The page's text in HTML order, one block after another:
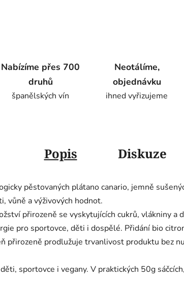
Nabízíme přes 700
druhů
španělských vín
Neotálíme,
objednávku
ihned vyřizujeme
Popis Diskuze
pěstovaných plátano canario, jemně
vůně a výživových hodnot.
přirozeně se vyskytujících cukrů, vlákniny a
pro sportovce, děti i dospělé. Přidání bio
přirozeně prodlužuje trvanlivost produktu bez
sportovce i vegany. V praktických 50g